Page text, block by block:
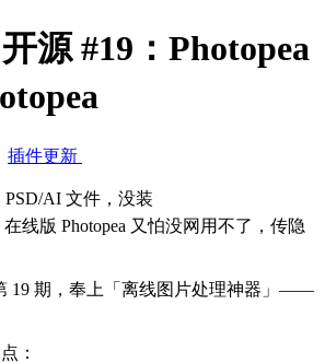
源 #19：Photopea
插件更新
AI 文件，没装
在线版 Photopea 又怕没网用不了，传隐
19 期，奉上「离线图片处理神器」——
：